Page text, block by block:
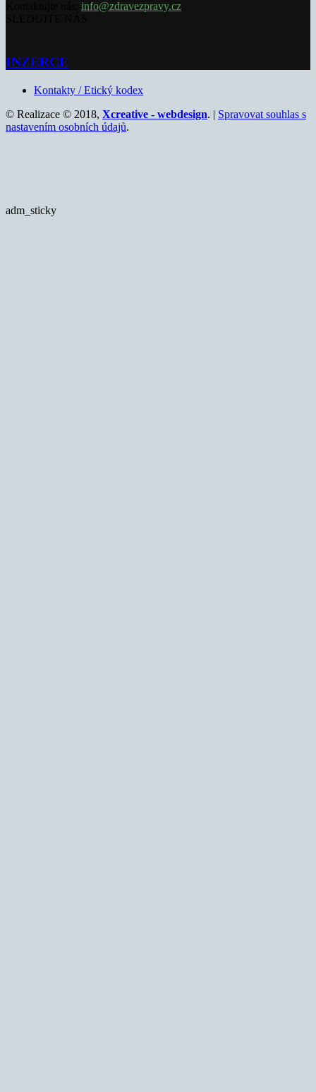
info@zdravezpravy.cz
INZERCE
Kontakty / Etický kodex
© Realizace © 2018, Xcreative - webdesign. | Spravovat souhlas s
nastavením osobních údajů.
adm_sticky